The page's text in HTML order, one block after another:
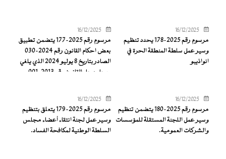
16/12/2025
مرسوم رقم 2025-178 يحدد تنظيم
وسير عمل سلطة المنطقة الحرة في
انواذيبو
16/12/2025
مرسوم رقم 2025-177 يتضمن تطبيق
بعض احكام القانون رقم 2024-030
الصادر بتاريخ 8 يوليو 2024 الذي يلغي
ويحل محل القانون رقم 2013-001
16/12/2025
مرسوم رقم 2025-180 يتضمن تنظيم
وسير عمل اللجنة المستقلة للمؤسسات
والشركات العمومية.
16/12/2025
مرسوم رقم 2025-179 يتعلق بتنظيم
وسير عمل لجنة انتقاء أعضاء مجلس
السلطة الوطنية لمكافحة الفساد.